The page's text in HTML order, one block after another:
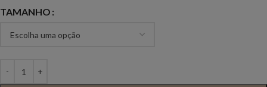
TAMANHO